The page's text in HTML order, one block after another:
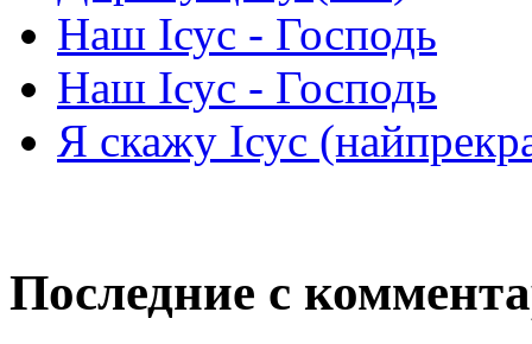
Наш Ісус - Господь
Наш Ісус - Господь
Я скажу Ісус
Последние с